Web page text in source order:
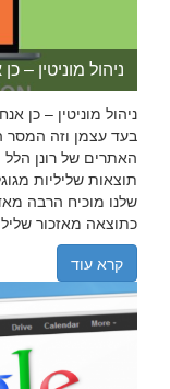
ניהול מוניטין – כן
ניהול מוניטין – כן
בעד עצמן וזה המסר
האתרים של רונן הלל
תוצאות שליליות
שלנו מוכיח הרבה מאד
כתוצאה מאזכור
קרא עוד